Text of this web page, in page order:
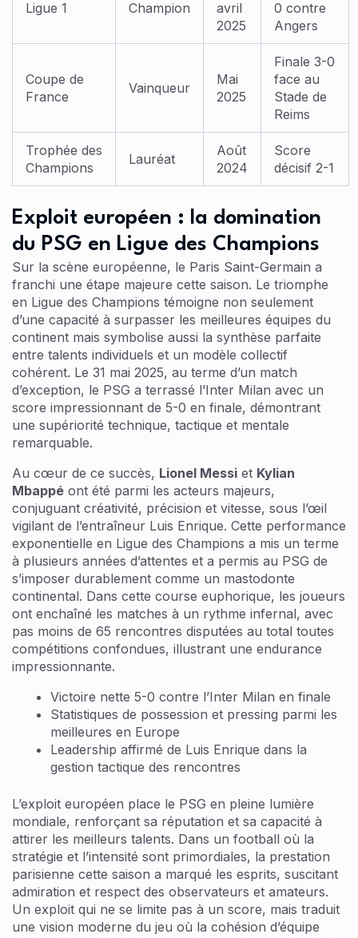
Ligue 1 Champion
avril
2025
0 contre
Angers
Coupe de
France
Vainqueur
Mai
2025
Finale 3-0
face au
Stade de
Reims
Trophée des
Champions
Lauréat
Août
2024
Score
décisif 2-1
Exploit européen : la domination
du PSG en Ligue des Champions
Sur la scène européenne, le Paris Saint-Germain a
franchi une étape majeure cette saison. Le triomphe
en Ligue des Champions témoigne non seulement
d’une capacité à surpasser les meilleures équipes du
continent mais symbolise aussi la synthèse parfaite
entre talents individuels et un modèle collectif
cohérent. Le 31 mai 2025, au terme d’un match
d’exception, le PSG a terrassé l’Inter Milan avec un
score impressionnant de 5-0 en finale, démontrant
une supériorité technique, tactique et mentale
remarquable.
Au cœur de ce succès, Lionel Messi et Kylian
Mbappé ont été parmi les acteurs majeurs,
conjuguant créativité, précision et vitesse, sous l’œil
vigilant de l’entraîneur Luis Enrique. Cette performance
exponentielle en Ligue des Champions a mis un terme
à plusieurs années d’attentes et a permis au PSG de
s’imposer durablement comme un mastodonte
continental. Dans cette course euphorique, les joueurs
ont enchaîné les matches à un rythme infernal, avec
pas moins de 65 rencontres disputées au total toutes
compétitions confondues, illustrant une endurance
impressionnante.
Victoire nette 5-0 contre l’Inter Milan en finale
Statistiques de possession et pressing parmi les
meilleures en Europe
Leadership affirmé de Luis Enrique dans la
gestion tactique des rencontres
L’exploit européen place le PSG en pleine lumière
mondiale, renforçant sa réputation et sa capacité à
attirer les meilleurs talents. Dans un football où la
stratégie et l’intensité sont primordiales, la prestation
parisienne cette saison a marqué les esprits, suscitant
admiration et respect des observateurs et amateurs.
Un exploit qui ne se limite pas à un score, mais traduit
une vision moderne du jeu où la cohésion d’équipe